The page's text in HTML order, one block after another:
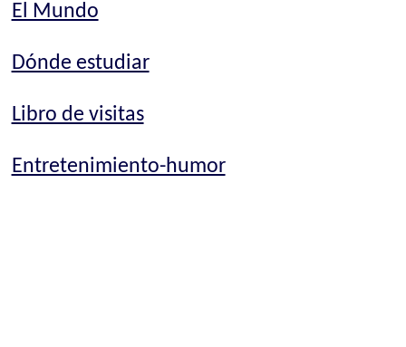
El Mundo
Dónde estudiar
Libro de visitas
Entretenimiento-humor